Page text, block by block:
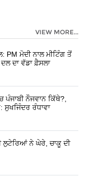
VIEW MORE...
PM ਮੋਦੀ ਨਾਲ ਮੀਟਿੰਗ ਤੋਂ
ਦਾ ਵੱਡਾ ਫ਼ੈਸਲਾ
ਨੌਜਵਾਨ ਕਿੱਥੇ?,
ਸੁਖਜਿੰਦਰ ਰੰਧਾਵਾ
ਲੁਟੇਰਿਆਂ ਨੇ ਘੇਰੇ, ਚਾਕੂ ਦੀ